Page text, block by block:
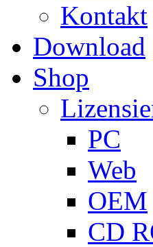
Kontakt
Download
Shop
PC
Web
OEM
CD